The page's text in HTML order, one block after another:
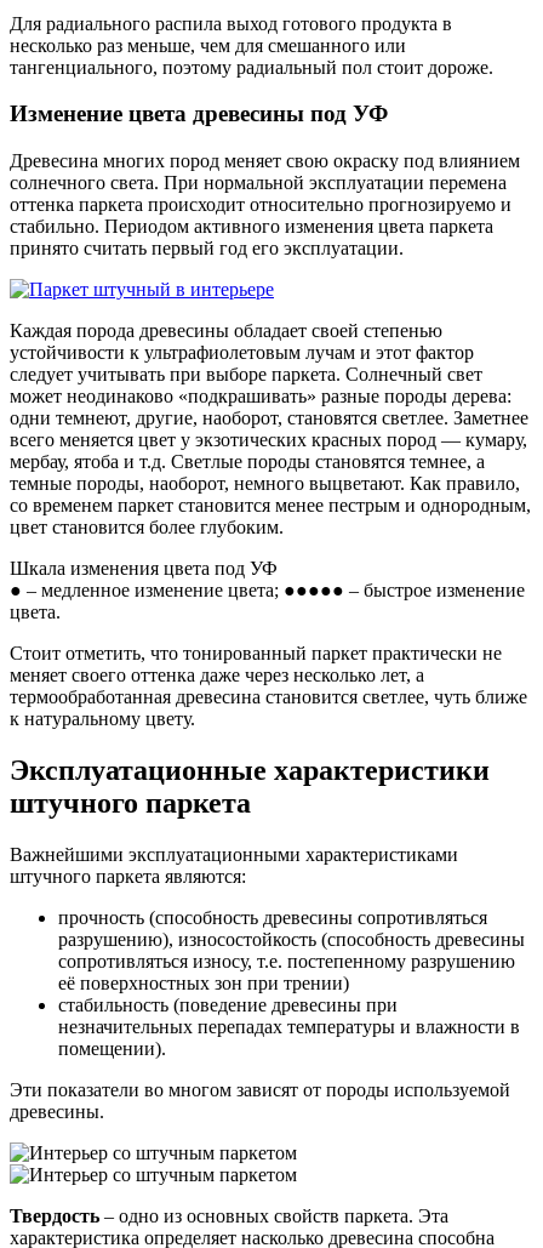
Для радиального распила выход готового продукта в
несколько раз меньше, чем для смешанного или
тангенциального, поэтому радиальный пол стоит дороже.
Изменение цвета древесины под УФ
Древесина многих пород меняет свою окраску под влиянием
солнечного света. При нормальной эксплуатации перемена
оттенка паркета происходит относительно прогнозируемо и
стабильно. Периодом активного изменения цвета паркета
принято считать первый год его эксплуатации.
Каждая порода древесины обладает своей степенью
устойчивости к ультрафиолетовым лучам и этот фактор
следует учитывать при выборе паркета. Солнечный свет
может неодинаково «подкрашивать» разные породы дерева:
одни темнеют, другие, наоборот, становятся светлее. Заметнее
всего меняется цвет у экзотических красных пород — кумару,
мербау, ятоба и т.д. Светлые породы становятся темнее, а
темные породы, наоборот, немного выцветают. Как правило,
со временем паркет становится менее пестрым и однородным,
цвет становится более глубоким.
Шкала изменения цвета под УФ
● – медленное изменение цвета; ●●●●● – быстрое изменение
цвета.
Стоит отметить, что тонированный паркет практически не
меняет своего оттенка даже через несколько лет, а
термообработанная древесина становится светлее, чуть ближе
к натуральному цвету.
Эксплуатационные характеристики
штучного паркета
Важнейшими эксплуатационными характеристиками
штучного паркета являются:
прочность (способность древесины сопротивляться
разрушению), износостойкость (способность древесины
сопротивляться износу, т.е. постепенному разрушению
её поверхностных зон при трении)
стабильность (поведение древесины при
незначительных перепадах температуры и влажности в
помещении).
Эти показатели во многом зависят от породы используемой
древесины.
Твердость – одно из основных свойств паркета. Эта
характеристика определяет насколько древесина способна